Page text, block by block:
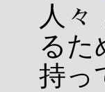
人
るた
持っ